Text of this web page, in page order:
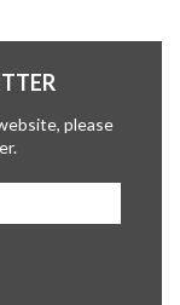
please